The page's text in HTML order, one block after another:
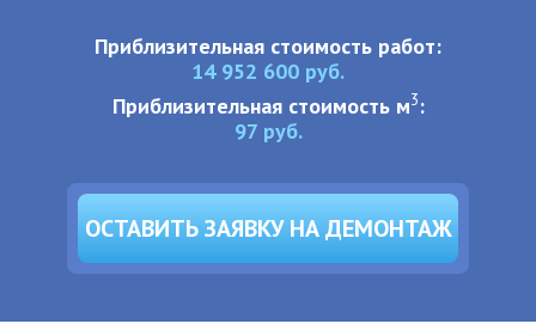
Приблизительная стоимость работ:
14 952 600 руб.
Приблизительная стоимость м3:
97руб.
ОСТАВИТЬ ЗАЯВКУ НА ДЕМОНТАЖ